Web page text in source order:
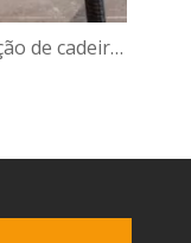
Moldagem por injeção na fabricação de cadeiras: a precisão encontra a eficiência